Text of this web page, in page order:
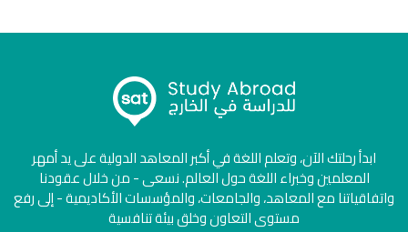
ابدأ رحلتك الآن، وتعلم اللغة في أكبر المعاهد الدولية على يد أمهر
المعلمين وخبراء اللغة حول العالم. نسعى - من خلال عقودنا
واتفاقياتنا مع المعاهد، والجامعات، والمؤسسات الأكاديمية - إلى رفع
مستوى التعاون وخلق بيئة تنافسية